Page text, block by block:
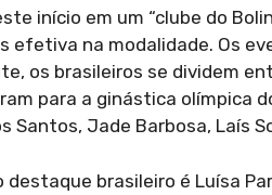
início em um “clube do
efetiva na modalidade. Os
os brasileiros se dividem
para a ginástica olímpica
Santos, Jade Barbosa, Laís
destaque brasileiro é Luísa